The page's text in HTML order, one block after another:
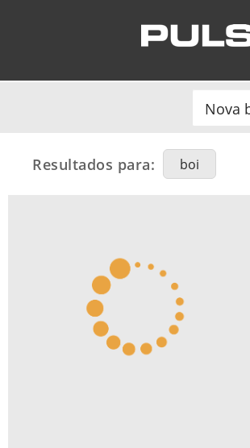
Resultados para: boi